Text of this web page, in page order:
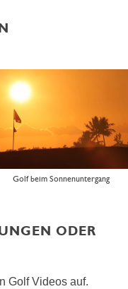
Golf beim Sonnenuntergang
ODER
Golf Videos auf.